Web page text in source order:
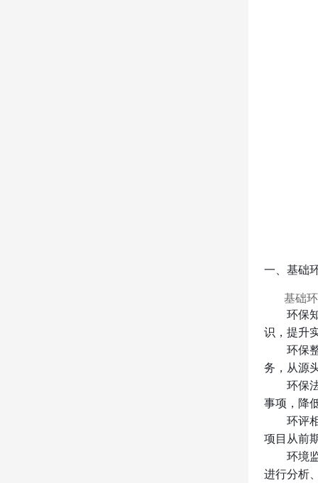
一、基础
基础
环保
识，提升
环保
务，从源
环保
事项，降
环评
项目从前
环境
进行分析